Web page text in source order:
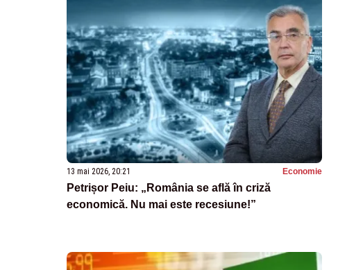
13 mai 2026, 20:21 Economie
Petrișor Peiu: „România se află în criză
economică. Nu mai este recesiune!”